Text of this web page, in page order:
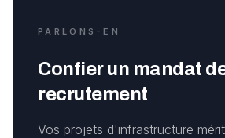
PARLONS-EN
Confier un mandat
recrutement
Vos projets d'infrastructure